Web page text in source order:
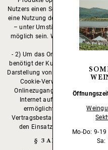
Mo-Do: 9-
Sa:
Nutzers einen Solchen nicht
eine Nutzung des Online-Shops –
– unter Umständen nicht oder
möglich sein. Weitere Hinweise
2) Um das Online-Angebot des
benötigt der Kunde bestimmte
Darstellung von
Cookie-Verwendung
Onlinezugang verfügen, der
Internet auf das Angebot der
ermöglicht. Daraus
Vertragsbestandteil. Die
den Einsatz geeigneter
§ 3 ANGEBOT UND